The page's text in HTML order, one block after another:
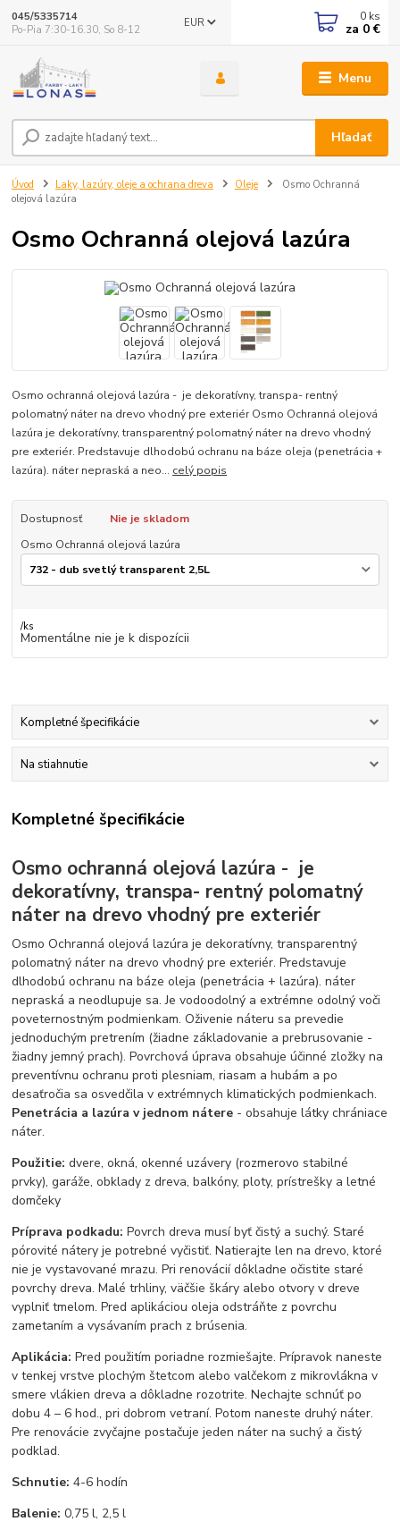
Menu
EUR
Hľadať
045/5335714
Po-Pia 7:30-16.30, So 8-12
0 ks
za 0 €
Úvod Laky, lazúry, oleje a ochrana dreva Oleje
Osmo Ochranná
olejová lazúra
Osmo Ochranná olejová lazúra
Osmo ochranná olejová lazúra - je dekoratívny, transpa- rentný
polomatný náter na drevo vhodný pre exteriér Osmo Ochranná olejová
lazúra je dekoratívny, transparentný polomatný náter na drevo vhodný
pre exteriér. Predstavuje dlhodobú ochranu na báze oleja (penetrácia +
lazúra). náter nepraská a neo... celý popis
Dostupnosť
Nie je skladom
Osmo Ochranná olejová lazúra
/ks
Momentálne nie je k dispozícii
Kompletné špecifikácie
Na stiahnutie
Kompletné špecifikácie
Osmo ochranná olejová lazúra - je
dekoratívny, transpa- rentný polomatný
náter na drevo vhodný pre exteriér
Osmo Ochranná olejová lazúra je dekoratívny, transparentný
polomatný náter na drevo vhodný pre exteriér. Predstavuje
dlhodobú ochranu na báze oleja (penetrácia + lazúra). náter
nepraská a neodlupuje sa. Je vodoodolný a extrémne odolný voči
poveternostným podmienkam. Oživenie náteru sa prevedie
jednoduchým pretrením (žiadne základovanie a prebrusovanie -
žiadny jemný prach). Povrchová úprava obsahuje účinné zložky na
preventívnu ochranu proti plesniam, riasam a hubám a po
desaťročia sa osvedčila v extrémnych klimatických podmienkach.
Penetrácia a lazúra v jednom nátere - obsahuje látky chrániace
náter.
Použitie: dvere, okná, okenné uzávery (rozmerovo stabilné
prvky), garáže, obklady z dreva, balkóny, ploty, prístrešky a letné
domčeky
Príprava podkadu: Povrch dreva musí byť čistý a suchý. Staré
pórovité nátery je potrebné vyčistiť. Natierajte len na drevo, ktoré
nie je vystavované mrazu. Pri renovácií dôkladne očistite staré
povrchy dreva. Malé trhliny, väčšie škáry alebo otvory v dreve
vyplniť tmelom. Pred aplikáciou oleja odstráňte z povrchu
zametaním a vysávaním prach z brúsenia.
Aplikácia:Pred použitím poriadne rozmiešajte. Prípravok naneste
v tenkej vrstve plochým štetcom alebo valčekom z mikrovlákna v
smere vlákien dreva a dôkladne rozotrite. Nechajte schnúť po
dobu 4 – 6 hod., pri dobrom vetraní. Potom naneste druhý náter.
Pre renovácie zvyčajne postačuje jeden náter na suchý a čistý
podklad.
Schnutie:4-6 hodín
Balenie:0,75 l, 2,5 l